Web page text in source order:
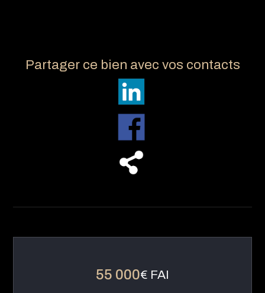
Partager ce bien avec vos contacts
55 000€ FAI